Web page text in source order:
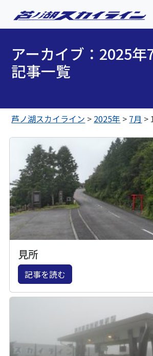
アーカイブ：2025年
記事一覧
芦ノ湖スカイライン > 2025年 > 7月 >
見所
記事を読む